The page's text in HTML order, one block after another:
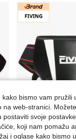
bismo vam pružili
web-stranici.
svoje postavke
koji nam pomažu
i oglase kako bismo